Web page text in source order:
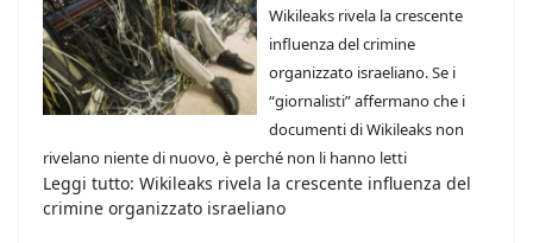
Wikileaks rivela la crescente
influenza del crimine
organizzato israeliano.Se i
“giornalisti” affermano che i
documenti di Wikileaks non
rivelano niente di nuovo, è perché non li hanno letti
Leggi tutto: Wikileaks rivela la crescente influenza del
crimine organizzato israeliano